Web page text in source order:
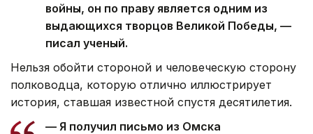
войны, он по праву является одним из
выдающихся творцов Великой Победы, —
писал ученый.
Нельзя обойти стороной и человеческую сторону
полководца, которую отлично иллюстрирует
история, ставшая известной спустя десятилетия.
— Я получил письмо из Омска